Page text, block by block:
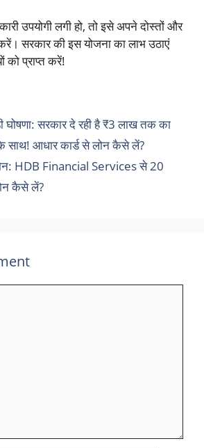
उपयोगी लगी हो, तो इसे अपने दोस्तों और
सरकार की इस योजना का लाभ उठाएं
को प्राप्त करें!
घोषणा: सरकार दे रही है ₹3 लाख तक का
साथ! आधार कार्ड से लोन कैसे लें?
HDB Financial Services से 20
कैसे लें?